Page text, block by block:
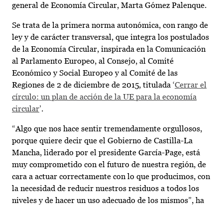
general de Economía Circular, Marta Gómez Palenque.
Se trata de la primera norma autonómica, con rango de
ley y de carácter transversal, que integra los postulados
de la Economía Circular, inspirada en la Comunicación
al Parlamento Europeo, al Consejo, al Comité
Económico y Social Europeo y al Comité de las
Regiones de 2 de diciembre de 2015, titulada ‘Cerrar el
círculo: un plan de acción de la UE para la economía
circular’.
“Algo que nos hace sentir tremendamente orgullosos,
porque quiere decir que el Gobierno de Castilla-La
Mancha, liderado por el presidente García-Page, está
muy comprometido con el futuro de nuestra región, de
cara a actuar correctamente con lo que producimos, con
la necesidad de reducir nuestros residuos a todos los
niveles y de hacer un uso adecuado de los mismos”, ha